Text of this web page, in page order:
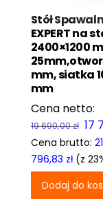
Stół
EXPERT na
2400×1200
mm, siatka
mm
19 690,00zł
cena
19
17
Cena brutto: 21
796,83 zł(z
Dodaj do